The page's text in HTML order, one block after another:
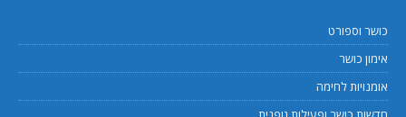
כושר וספורט
אימון כושר
אומנויות לחימה